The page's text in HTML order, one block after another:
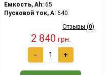
Емкость, Ah: 65
Пусковой ток, A: 640
Отзывы (0)
2 840 грн.
- +